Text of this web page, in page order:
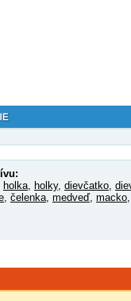
holka holky, dievčatko
čelenka medveď, macko